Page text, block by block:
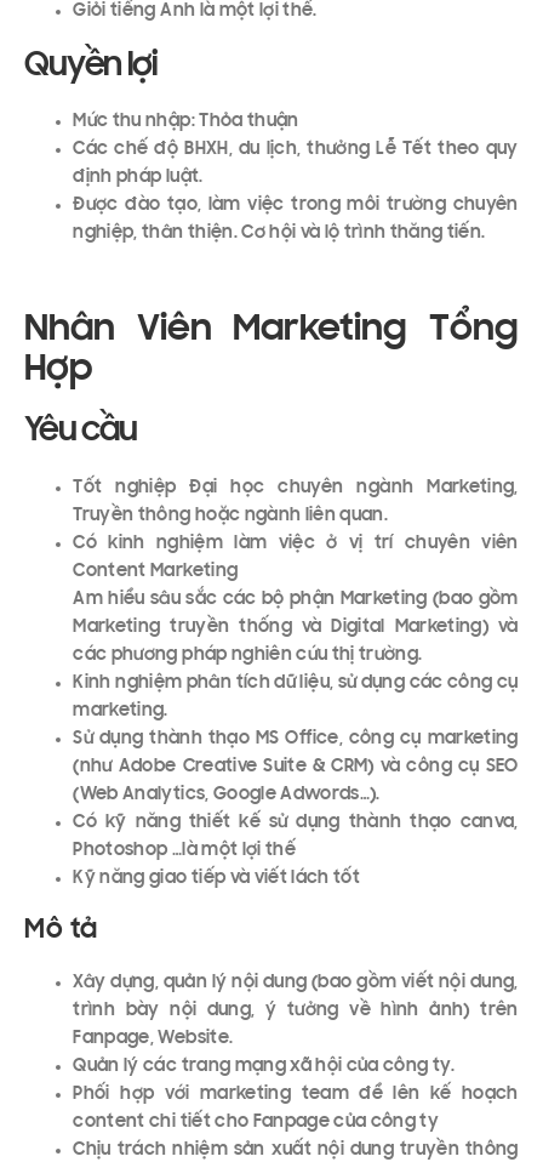
Giỏi tiếng Anh là một lợi thế.
Quyền lợi
Mức thu nhập: Thỏa thuận
Các chế độ BHXH, du lịch, thưởng Lễ Tết theo quy
định pháp luật.
Được đào tạo, làm việc trong môi trường chuyên
nghiệp, thân thiện. Cơ hội và lộ trình thăng tiến.
Nhân Viên Marketing Tổng
Hợp
Yêu cầu
Tốt nghiệp Đại học chuyên ngành Marketing,
Truyền thông hoặc ngành liên quan.
Có kinh nghiệm làm việc ở vị trí chuyên viên
Content Marketing
Am hiểu sâu sắc các bộ phận Marketing (bao gồm
Marketing truyền thống và Digital Marketing) và
các phương pháp nghiên cứu thị trường.
Kinh nghiệm phân tích dữ liệu, sử dụng các công cụ
marketing.
Sử dụng thành thạo MS Office, công cụ marketing
(như Adobe Creative Suite & CRM) và công cụ SEO
(Web Analytics, Google Adwords…).
Có kỹ năng thiết kế sử dụng thành thạo canva,
Photoshop …là một lợi thế
Kỹ năng giao tiếp và viết lách tốt
Mô tả
Xây dựng, quản lý nội dung (bao gồm viết nội dung,
trình bày nội dung, ý tưởng về hình ảnh) trên
Fanpage, Website.
Quản lý các trang mạng xã hội của công ty.
Phối hợp với marketing team để lên kế hoạch
content chi tiết cho Fanpage của công ty
Chịu trách nhiệm sản xuất nội dung truyền thông